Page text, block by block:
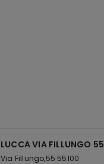
LUCCA VIA FILLUNGO 55
Via Fillungo,55 55100